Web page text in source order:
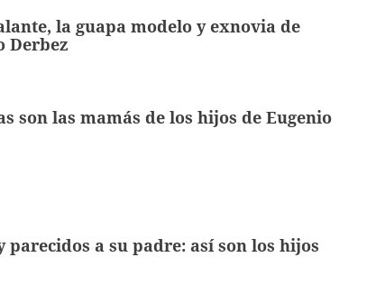
la guapa modelo y exnovia de
Derbez
son las mamás de los hijos de Eugenio
parecidos a su padre: así son los hijos